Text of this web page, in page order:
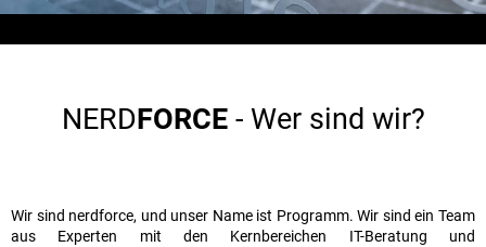
NERDFORCE - Wer sind wir?
Wir sind nerdforce, und unser Name ist Programm. Wir sind ein Team
aus Experten mit den Kernbereichen IT-Beratung und